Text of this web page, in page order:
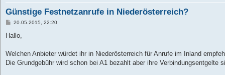
Günstige Festnetzanrufe in Niederösterreich?
B
i
a
20.05.2015, 22:20
Hallo,
Welchen Anbieter würdet ihr in Niederösterreich für Anrufe im Inland
Die Grundgebühr wird schon bei A1 bezahlt aber ihre Verbindungsentgelte